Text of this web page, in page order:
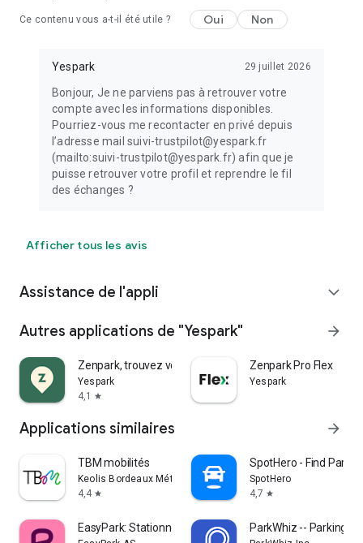
Ce contenu vous a-t-il été utile ? Oui Non
Yespark 29 juillet 2026
Bonjour, Je ne parviens pas à retrouver votre
compte avec les informations disponibles.
Pourriez-vous me recontacter en privé depuis
l’adresse mail suivi-trustpilot@yespark.fr
(mailto:suivi-trustpilot@yespark.fr) afin que je
puisse retrouver votre profil et reprendre le fil
des échanges ?
Afficher tous les avis
Assistance de l'appli expand_more
Autres applications de "Yespark" arrow_forward
Zenpark, trouvez votre parking
Yespark
4,1
star
Zenpark Pro Flex
Yespark
Applications similaires arrow_forward
TBM mobilités
Keolis Bordeaux Métropole Mobilités
4,4 star
SpotHero - Find
SpotHero
4,7 star
EasyPark: Stationnement facile ParkWhiz -- Parking